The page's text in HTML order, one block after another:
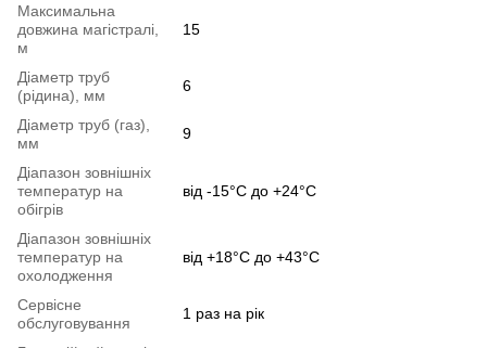
Максимальна
довжина магістралі,
м
15
Діаметр труб
(рідина), мм
6
Діаметр труб (газ),
мм
9
Діапазон зовнішніх
температур на
обігрів
від -15°C до +24°C
Діапазон зовнішніх
температур на
охолодження
від +18°C до +43°C
Сервісне
обслуговування
1 раз на рік